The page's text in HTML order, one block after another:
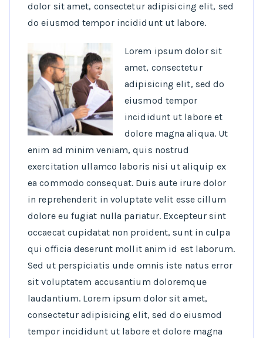
dolor sit amet, consectetur adipisicing elit, sed
do eiusmod tempor incididunt ut labore.
Lorem ipsum dolor sit
amet, consectetur
adipisicing elit, sed do
eiusmod tempor
incididunt ut labore et
dolore magna aliqua. Ut
enim ad minim veniam, quis nostrud
exercitation ullamco laboris nisi ut aliquip ex
ea commodo consequat. Duis aute irure dolor
in reprehenderit in voluptate velit esse cillum
dolore eu fugiat nulla pariatur. Excepteur sint
occaecat cupidatat non proident, sunt in culpa
qui officia deserunt mollit anim id est laborum.
Sed ut perspiciatis unde omnis iste natus error
sit voluptatem accusantium doloremque
laudantium. Lorem ipsum dolor sit amet,
consectetur adipisicing elit, sed do eiusmod
tempor incididunt ut labore et dolore magna